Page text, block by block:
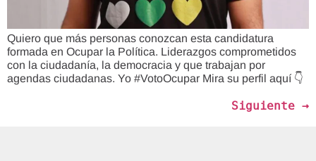
Quiero que más personas conozcan esta candidatura
formada en Ocupar la Política. Liderazgos comprometidos
con la ciudadanía, la democracia y que trabajan por
agendas ciudadanas. Yo #VotoOcupar Mira su perfil aquí 👇
Siguiente →